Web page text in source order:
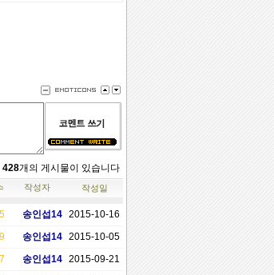
428개의 게시물이 있습니다
작성자 작성일
송인섭14 2015-10-16
송인섭14 2015-10-05
송인섭14 2015-09-21